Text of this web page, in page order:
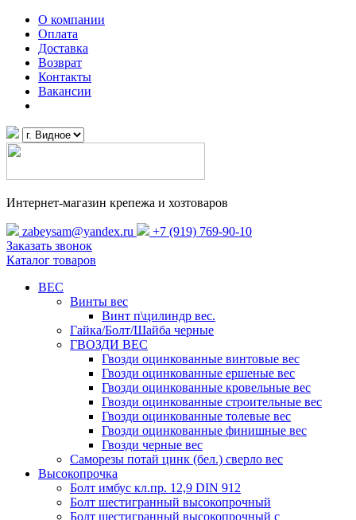
О компании
Оплата
Доставка
Возврат
Контакты
Вакансии
Интернет-магазин крепежа и хозтоваров
zabeysam@yandex.ru
+7 (919) 769-90-10
Заказать звонок
Каталог товаров
ВЕС
Винты вес
Винт п\цилиндр вес.
Гайка/Болт/Шайба черные
ГВОЗДИ ВЕС
Гвозди оцинкованные винтовые вес
Гвозди оцинкованные ершеные вес
Гвозди оцинкованные кровельные вес
Гвозди оцинкованные строительные вес
Гвозди оцинкованные толевые вес
Гвозди оцинкованные финишные вес
Гвозди черные вес
Саморезы потай цинк (бел.) сверло вес
Высокопрочка
Болт имбус кл.пр. 12,9 DIN 912
Болт шестигранный высокопрочный
Болт шестигранный высокопрочный с